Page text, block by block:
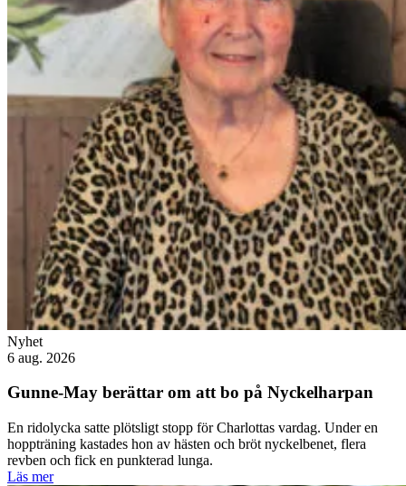
Nyhet
6 aug. 2026
Gunne-May berättar om att bo på Nyckelharpan
En ridolycka satte plötsligt stopp för Charlottas vardag. Under en
hoppträning kastades hon av hästen och bröt nyckelbenet, flera
revben och fick en punkterad lunga.
Läs mer